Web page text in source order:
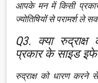
आपके मन में किसी प्रकार
ज्योतिषियों से परामर्श ले
Q3. क्या
प्रकार के साइड
रुद्राक्ष को धारण करने